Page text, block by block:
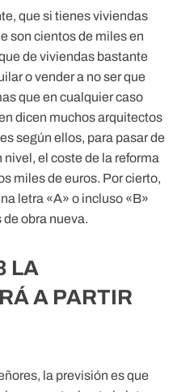
que si tienes viviendas
son cientos de miles en
de viviendas bastante
o vender a no ser que
que en cualquier caso
dicen muchos arquitectos
según ellos, para pasar de
nivel, el coste de la reforma
miles de euros. Por cierto,
letra «A» o incluso «B»
obra nueva.
LA
A PARTIR
la previsión es que